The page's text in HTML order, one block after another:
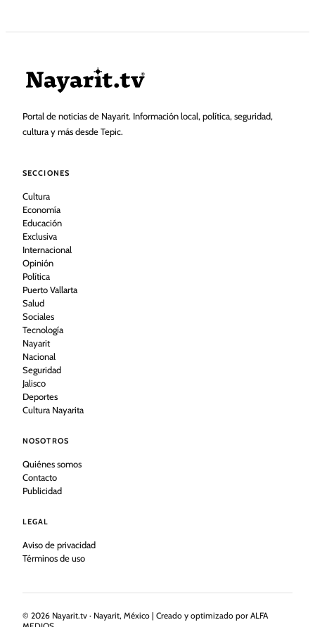
Portal de noticias de Nayarit. Información local, política, seguridad,
cultura y más desde Tepic.
SECCIONES
Cultura
Economía
Educación
Exclusiva
Internacional
Opinión
Política
Puerto Vallarta
Salud
Sociales
Tecnología
Nayarit
Nacional
Seguridad
Jalisco
Deportes
Cultura Nayarita
NOSOTROS
Quiénes somos
Contacto
Publicidad
LEGAL
Aviso de privacidad
Términos de uso
© 2026 Nayarit.tv · Nayarit, México | Creado y optimizado por ALFA